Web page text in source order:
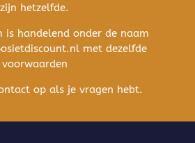
zijn hetzelfde.
is handelend onder de naam
met dezelfde
voorwaarden
op als je vragen hebt.